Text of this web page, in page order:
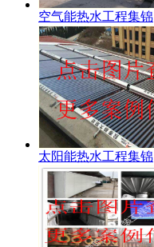
空气能热水工程集锦
太阳能热水工程集锦